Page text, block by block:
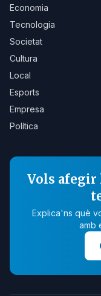
Economia
Tecnologia
Societat
Cultura
Local
Esports
Empresa
Política
Vols afegir
Explica'ns què
amb